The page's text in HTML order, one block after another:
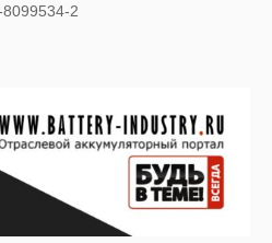
8099534-2